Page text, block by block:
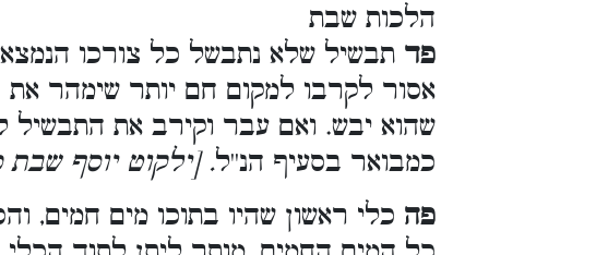
הלכות שבת
פד תבשיל שלא נתבשל כל צורכו
אסור לקרבו למקום חם יותר שימהר
שהוא יבש. ואם עבר וקירב את התבשיל
כמבואר בסעיף הנ''ל. [ילקוט יוסף
פה כלי ראשון שהיו בתוכו מים חמים,